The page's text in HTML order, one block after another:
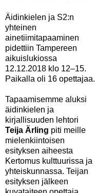
Äidinkielen ja S2:n
yhteinen
ainetiimitapaaminen
pidettiin Tampereen
aikuislukiossa
12.12.2018 klo 12–15.
Paikalla oli 16 opettajaa.
Tapaamisemme aluksi
äidinkielen ja
kirjallisuuden lehtori
Teija Ärling piti meille
mielenkiintoisen
esityksen aiheesta
Kertomus kulttuurissa ja
yhteiskunnassa. Teijan
esityksen jälkeen